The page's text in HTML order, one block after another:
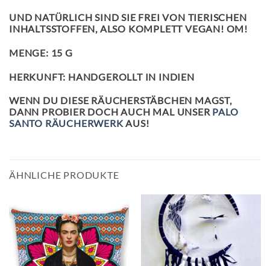
UND NATÜRLICH SIND SIE FREI VON TIERISCHEN
INHALTSSTOFFEN, ALSO KOMPLETT VEGAN! OM!
MENGE: 15 G
HERKUNFT: HANDGEROLLT IN INDIEN
WENN DU DIESE RÄUCHERSTÄBCHEN MAGST,
DANN PROBIER DOCH AUCH MAL UNSER PALO
SANTO RÄUCHERWERK AUS!
ÄHNLICHE PRODUKTE